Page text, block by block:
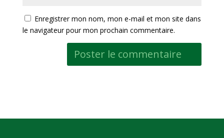
Enregistrer mon nom, mon e-mail et mon site dans
le navigateur pour mon prochain commentaire.